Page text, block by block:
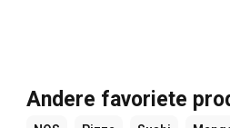
Andere favoriete